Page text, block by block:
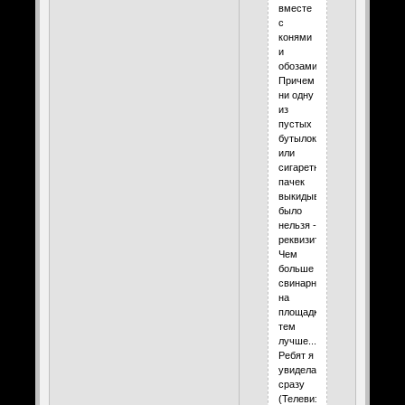
вместе
с
конями
и
обозами.
Причем
ни одну
из
пустых
бутылок
или
сигаретных
пачек
выкидывать
было
нельзя -
реквизит!
Чем
больше
свинарник
на
площадке,
тем
лучше...
Ребят я
увидела
сразу
(Телевизор